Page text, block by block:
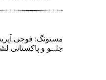
مستونگ: فوجی
جلہو و پاکستانی